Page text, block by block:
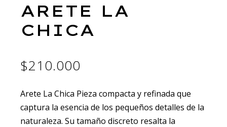
ARETE LA
CHICA
$210.000
Arete La Chica Pieza compacta y refinada que
captura la esencia de los pequeños detalles de la
naturaleza. Su tamaño discreto resalta la